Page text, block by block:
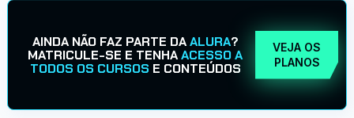
AINDA NÃO FAZ PARTE DAALURA?
MATRICULE-SE E TENHAACESSO A
TODOS OS CURSOS E CONTEÚDOS
VEJA OS
PLANOS